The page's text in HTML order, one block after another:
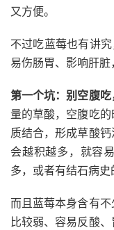
又方便。
不过吃蓝莓也有讲
易伤肠胃、影响肝脏
第一个坑：别空腹吃
量的草酸，空腹吃
质结合，形成草酸
会越积越多，就容
多，或者有结石病史
而且蓝莓本身含有
比较弱、容易反酸